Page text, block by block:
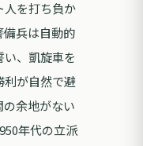
人を打ち負か
備兵は自動的
い、凱旋車を
利が自然で避
の余地がない
年代の立派